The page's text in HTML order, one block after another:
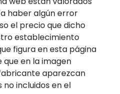
haber algún error
el precio que dicho
establecimiento
figura en esta página
en la imagen
aparezcan
incluidos en el